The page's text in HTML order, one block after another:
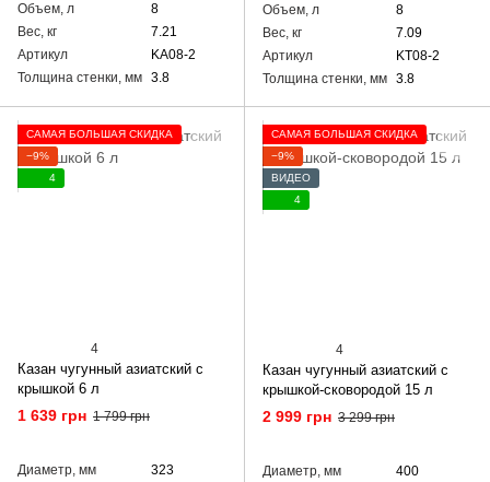
Объем, л
8
Вес, кг
7.21
Артикул
KA08-2
Толщина стенки, мм 3.8
Объем, л
8
Вес, кг
7.09
Артикул
KT08-2
Толщина стенки, мм 3.8
САМАЯ БОЛЬШАЯ СКИДКА
−9%
4
4
Казан чугунный азиатский с
крышкой 6 л
1 639 грн 1 799 грн
Диаметр, мм
323
САМАЯ БОЛЬШАЯ СКИДКА
−9%
ВИДЕО
4
4
Казан чугунный азиатский с
крышкой-сковородой 15 л
2 999 грн 3 299 грн
Диаметр, мм
400